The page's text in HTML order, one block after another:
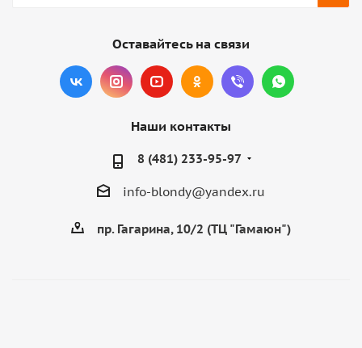
Оставайтесь на связи
Наши контакты
8 (481) 233-95-97
info-blondy@yandex.ru
пр. Гагарина, 10/2 (ТЦ "Гамаюн")